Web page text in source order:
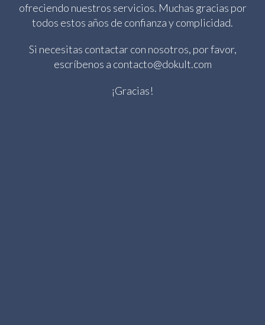
ofreciendo nuestros servicios. Muchas gracias por
todos estos años de confianza y complicidad.
Si necesitas contactar con nosotros, por favor,
escríbenos a contacto@dokult.com
¡Gracias!